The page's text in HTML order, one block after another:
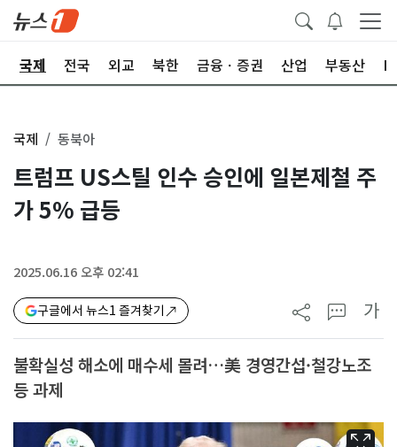
국제 전국 외교 북한 금융ㆍ증권 산업 부동산
국제 동북아
트럼프 US스틸 인수 승인에 일본제철 주
가 5% 급등
2025.06.16 오후 02:41
구글에서 뉴스1 즐겨찾기 가
불확실성 해소에 매수세 몰려…美 경영간섭·철강노조
등 과제